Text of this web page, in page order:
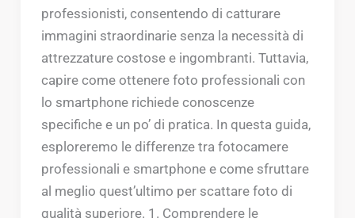
professionisti, consentendo di catturare
immagini straordinarie senza la necessità di
attrezzature costose e ingombranti. Tuttavia,
capire come ottenere foto professionali con
lo smartphone richiede conoscenze
specifiche e un po’ di pratica. In questa guida,
esploreremo le differenze tra fotocamere
professionali e smartphone e come sfruttare
al meglio quest’ultimo per scattare foto di
qualità superiore. 1. Comprendere le